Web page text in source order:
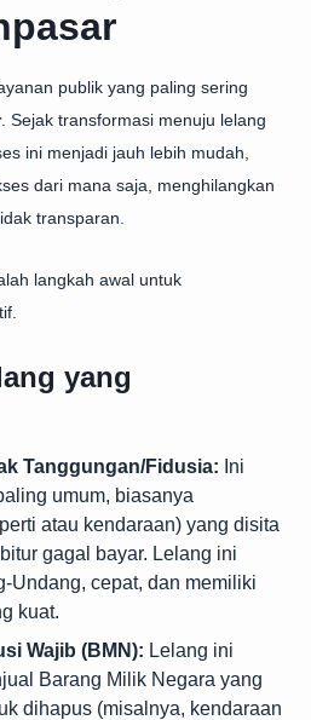
publik yang paling sering
. Sejak transformasi menuju lelang
ini menjadi jauh lebih mudah,
dari mana saja, menghilangkan
transparan.
langkah awal untuk
yang
Tanggungan/Fidusia: Ini
umum, biasanya
atau kendaraan) yang disita
gagal bayar. Lelang ini
Undang, cepat, dan memiliki
kuat.
Wajib (BMN): Lelang ini
Barang Milik Negara yang
dihapus (misalnya, kendaraan